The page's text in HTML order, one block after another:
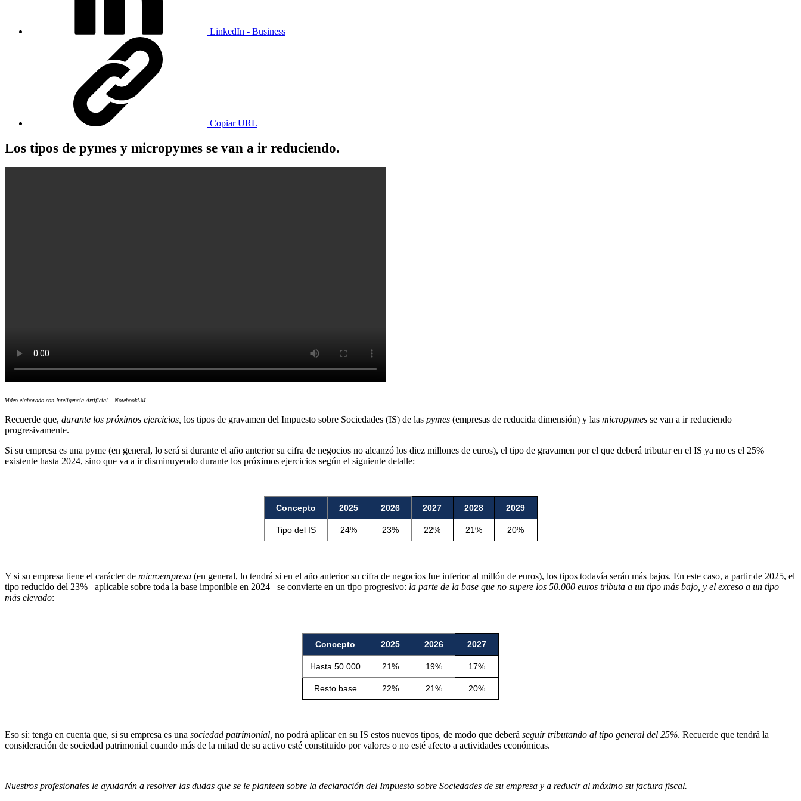
LinkedIn - Business
Copiar URL
Los tipos de pymes y micropymes se van a ir reduciendo.
Video elaborado con Inteligencia Artificial – NotebookLM
Recuerde que, durante los próximos ejercicios, los tipos de gravamen del Impuesto sobre Sociedades (IS) de las pymes (empresas de reducida dimensión) y las micropymes se van a ir reduciendo
progresivamente.
Si su empresa es una pyme (en general, lo será si durante el año anterior su cifra de negocios no alcanzó los diez millones de euros), el tipo de gravamen por el que deberá tributar en el IS ya no es el 25%
existente hasta 2024, sino que va a ir disminuyendo durante los próximos ejercicios según el siguiente detalle:
Concepto 2025 2026 2027 2028 2029
Tipo del IS 24% 23% 22% 21% 20%
Y si su empresa tiene el carácter de microempresa (en general, lo tendrá si en el año anterior su cifra de negocios fue inferior al millón de euros), los tipos todavía serán más bajos. En este caso, a partir de 2025, el
tipo reducido del 23% –aplicable sobre toda la base imponible en 2024– se convierte en un tipo progresivo: la parte de la base que no supere los 50.000 euros tributa a un tipo más bajo, y el exceso a un tipo
más elevado:
Concepto 2025 2026 2027
Hasta 50.000 21% 19% 17%
Resto base 22% 21% 20%
Eso sí: tenga en cuenta que, si su empresa es una sociedad patrimonial, no podrá aplicar en su IS estos nuevos tipos, de modo que deberá seguir tributando al tipo general del 25%. Recuerde que tendrá la
consideración de sociedad patrimonial cuando más de la mitad de su activo esté constituido por valores o no esté afecto a actividades económicas.
Nuestros profesionales le ayudarán a resolver las dudas que se le planteen sobre la declaración del Impuesto sobre Sociedades de su empresa y a reducir al máximo su factura fiscal.